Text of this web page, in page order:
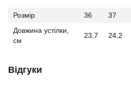
Розмір 36 37
Довжина устілки,
см
23,7 24,2
Відгуки